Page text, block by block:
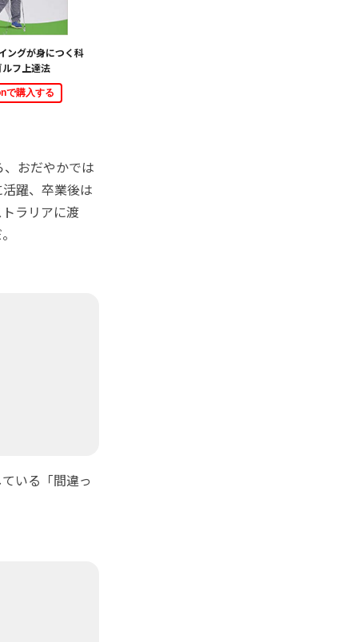
ングが身につく科
フ上達法
で購入する
おだやかでは
躍、卒業後は
ラリアに渡
いる「間違っ